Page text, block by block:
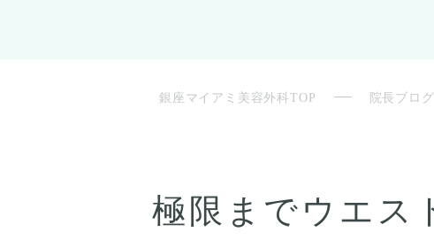
銀座マイアミ美容外科TOP 院長ブログ
極限までウエス